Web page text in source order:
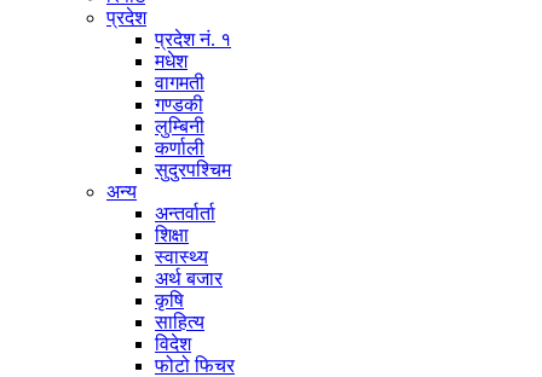
प्रदेश
प्रदेश नं. १
मधेश
वागमती
गण्डकी
लुम्बिनी
कर्णाली
सुदुरपश्चिम
अन्य
अन्तर्वार्ता
शिक्षा
स्वास्थ्य
अर्थ बजार
कृषि
साहित्य
विदेश
फोटो फिचर